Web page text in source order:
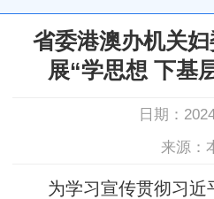
省委港澳办机关
展“学思想 下基
日期：
来源：
为学习宣传贯彻习近